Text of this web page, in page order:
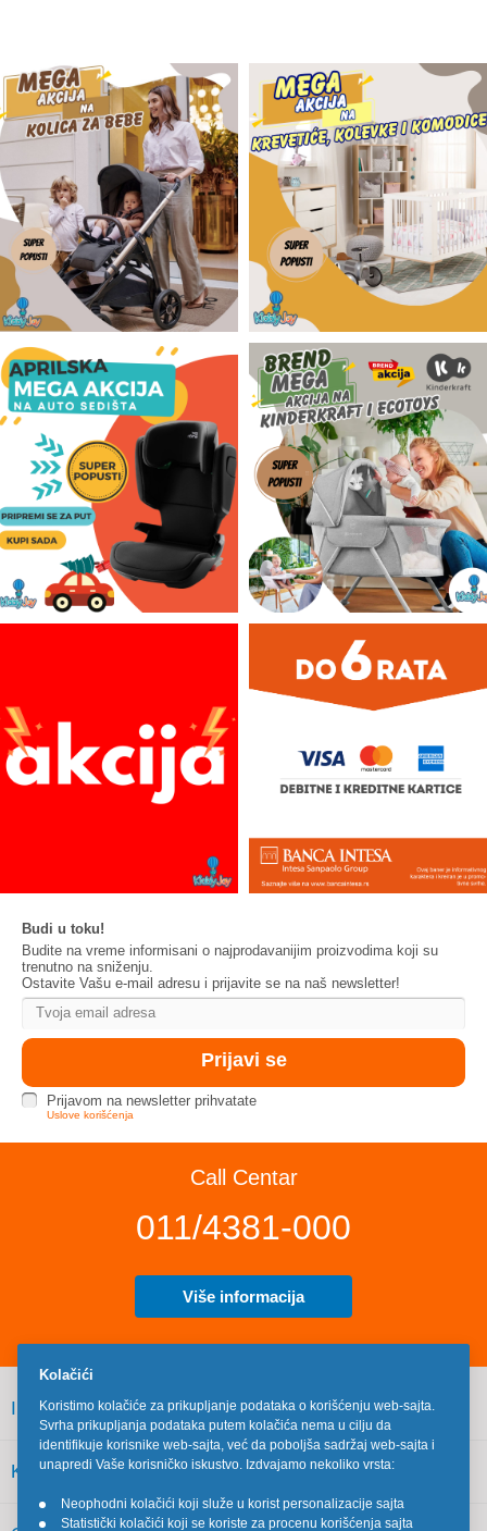
Budi u toku!
Budite na vreme informisani o najprodavanijim proizvodima koji su
trenutno na sniženju.
Ostavite Vašu e-mail adresu i prijavite se na naš newsletter!
Prijavom na newsletter prihvatate
Uslove korišćenja
Call Centar
011/4381-000
Više informacija
INFORMACIJE
KORISNIČKI SERVIS
Kolačići
Koristimo kolačiće za prikupljanje podataka o korišćenju web-sajta.
Svrha prikupljanja podataka putem kolačića nema u cilju da
identifikuje korisnike web-sajta, već da poboljša sadržaj web-sajta i
unapredi Vaše korisničko iskustvo. Izdvajamo nekoliko vrsta:
•
Neophodni kolačići koji služe u korist personalizacije sajta
Statistički kolačići koji se koriste za procenu korišćenja sajta